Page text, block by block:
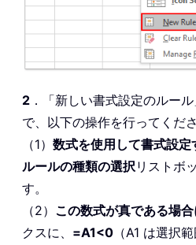
2 ．「新しい書式設定のルー
で、以下の操作を行ってくださ
（1） 数式を使用して書式設
ルールの種類の選択 リストボ
す。
（2） この数式が真である場
クスに、 =A1<0 （A1 は選択